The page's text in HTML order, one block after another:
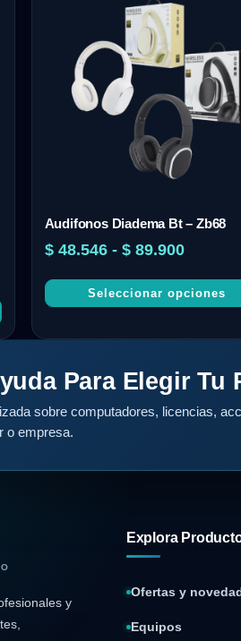
Audifonos Diadema Bt – Zb68
$48.546 - $89.900
Seleccionar opciones
Para Elegir Tu
sobre computadores, licencias,
o empresa.
y
Explora
Ofertas y
Equipos